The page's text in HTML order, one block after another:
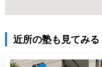
近所の塾も見てみる